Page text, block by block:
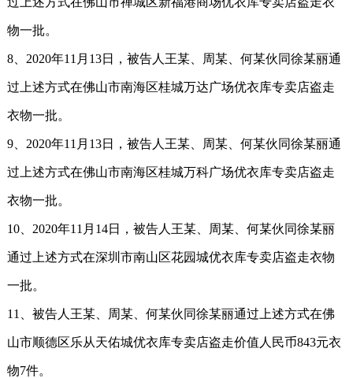
物一批。
8、2020年11月13日，被告人王某、周某、何某伙同徐某丽通
过上述方式在佛山市南海区桂城万达广场优衣库专卖店盗走
衣物一批。
9、2020年11月13日，被告人王某、周某、何某伙同徐某丽通
过上述方式在佛山市南海区桂城万科广场优衣库专卖店盗走
衣物一批。
10、2020年11月14日，被告人王某、周某、何某伙同徐某丽
通过上述方式在深圳市南山区花园城优衣库专卖店盗走衣物
一批。
11、被告人王某、周某、何某伙同徐某丽通过上述方式在佛
山市顺德区乐从天佑城优衣库专卖店盗走价值人民币843元衣
物7件。